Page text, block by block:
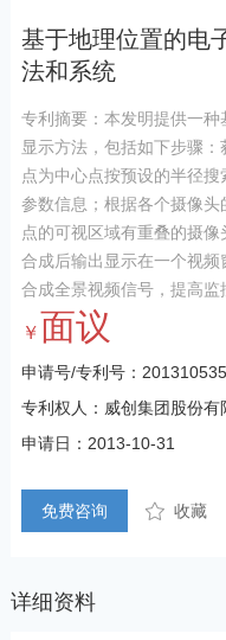
基于地理位置的电
法和系统
专利摘要：本发明提供一
显示方法，包括如下步骤
点为中心点按预设的半径
参数信息；根据各个摄像
点的可视区域有重叠的摄像
合成后输出显示在一个视
合成全景视频信号，提高监
￥面议
申请号/专利号：
专利权人：威创集团股份有
申请日：2013-10-31
免费咨询 收藏
详细资料